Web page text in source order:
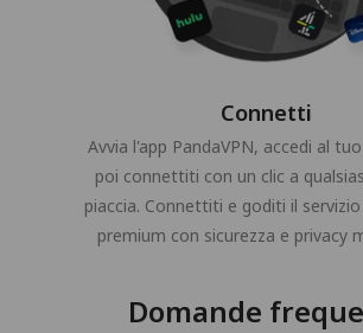
Connetti
Avvia l'app PandaVPN, accedi al
poi connettiti con un clic a
piaccia. Connettiti e goditi il servizio
premium con sicurezza e privacy
Domande